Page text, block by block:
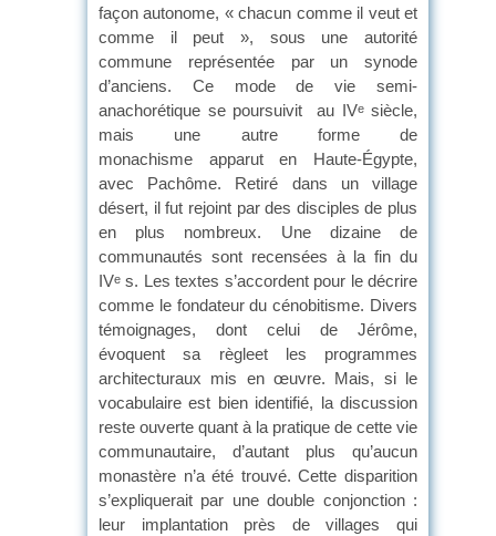
façon autonome, « chacun comme il veut et
comme il peut », sous une autorité
commune représentée par un synode
d’anciens. Ce mode de vie semi-
anachorétique se poursuivit au IVesiècle,
mais une autre forme de
monachisme apparut en Haute-Égypte,
avec Pachôme. Retiré dans un village
désert, il fut rejoint par des disciples de plus
en plus nombreux. Une dizaine de
communautés sont recensées à la fin du
IVe s. Les textes s’accordent pour le décrire
comme le fondateur du cénobitisme. Divers
témoignages, dont celui de Jérôme,
évoquent sa règleet les programmes
architecturaux mis en œuvre. Mais, si le
vocabulaire est bien identifié, la discussion
reste ouverte quant à la pratique de cette vie
communautaire, d’autant plus qu’aucun
monastère n’a été trouvé. Cette disparition
s’expliquerait par une double conjonction :
leur implantation près de villages qui